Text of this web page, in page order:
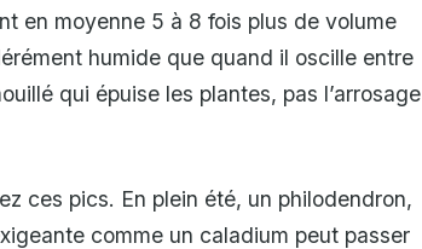
en moyenne 5 à 8 fois plus de volume
humide que quand il oscille entre
qui épuise les plantes, pas l’arrosage
ces pics. En plein été, un philodendron,
comme un caladium peut passer